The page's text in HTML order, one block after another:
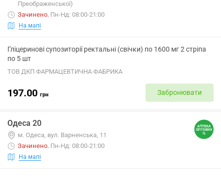
Преображенської)
Зачинено. Пн-Нд: 08:00-21:00
На мапі
Гліцеринові супозиторії ректальні (свічки) по 1600 мг 2 стріпа
по 5 шт
ТОВ ДКП ФАРМАЦЕВТИЧНА ФАБРИКА
197.00 грн Забронювати
Одеса 20
м. Одеса, вул. Варненська, 11
Зачинено. Пн-Нд: 08:00-21:00
На мапі